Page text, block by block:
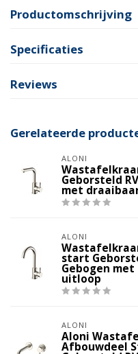
Productomschrijving
Specificaties
Reviews
Gerelateerde
ALONI
Geborsteld
met
ALONI
start
Gebogen
uitloop
ALONI
Aloni
Afbouwdeel